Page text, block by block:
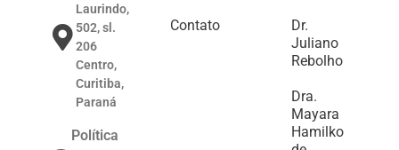
Laurindo,
502, sl.
206
Centro,
Curitiba,
Paraná
Política
Contato
Dr.
Juliano
Rebolho
Dra.
Mayara
Hamilko